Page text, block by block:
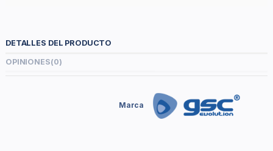
DETALLES DEL PRODUCTO
OPINIONES(0)
Marca